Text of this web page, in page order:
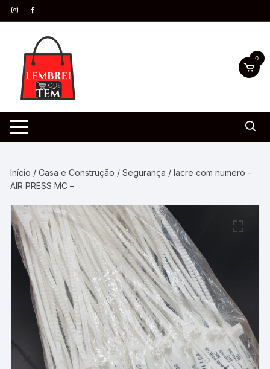
0
Início /Casa e Construção /Segurança / lacre com numero -
AIR PRESS MC –